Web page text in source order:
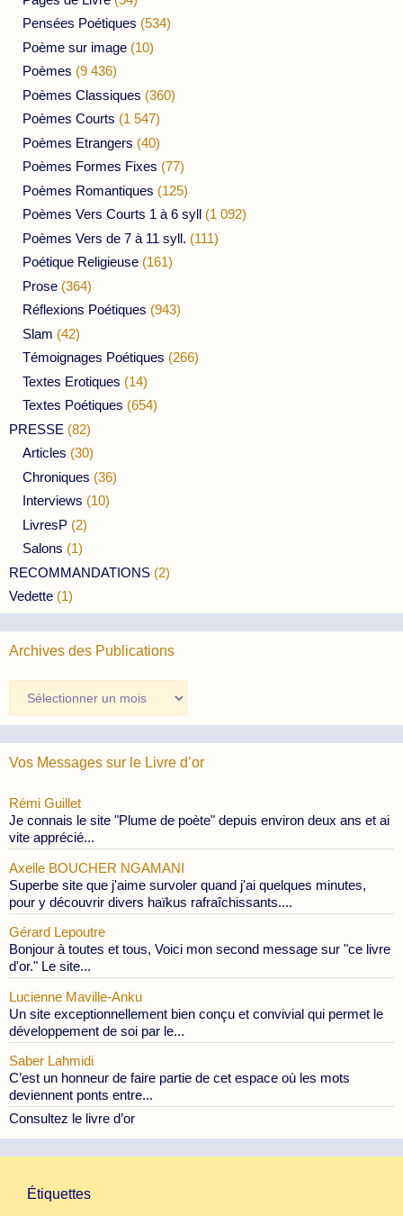
Pensées Poétiques (534)
Poème sur image (10)
Poèmes (9 436)
Poèmes Classiques (360)
Poèmes Courts (1 547)
Poèmes Etrangers (40)
Poèmes Formes Fixes (77)
Poèmes Romantiques (125)
Poèmes Vers Courts 1 à 6 syll (1 092)
Poèmes Vers de 7 à 11 syll. (111)
Poétique Religieuse (161)
Prose (364)
Réflexions Poétiques (943)
Slam (42)
Témoignages Poétiques (266)
Textes Erotiques (14)
Textes Poétiques (654)
PRESSE (82)
Articles (30)
Chroniques (36)
Interviews (10)
LivresP (2)
Salons (1)
RECOMMANDATIONS (2)
Vedette (1)
Archives des Publications
des
Publications
Vos Messages sur le Livre d’or
Rémi Guillet
Je connais le site "Plume de poète" depuis environ deux ans et ai
vite apprécié...
Axelle BOUCHER NGAMANI
Superbe site que j'aime survoler quand j'ai quelques minutes,
pour y découvrir divers haïkus rafraîchissants....
Gérard Lepoutre
Bonjour à toutes et tous, Voici mon second message sur "ce livre
d'or." Le site...
Lucienne Maville-Anku
Un site exceptionnellement bien conçu et convivial qui permet le
développement de soi par le...
Saber Lahmidi
C’est un honneur de faire partie de cet espace où les mots
deviennent ponts entre...
Consultez le livre d’or
Étiquettes